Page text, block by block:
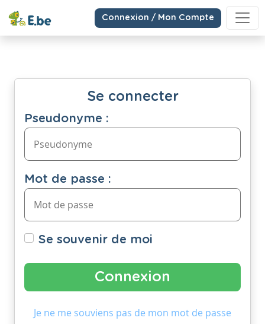
Connexion / Mon Compte
Se connecter
Pseudonyme :
Mot de passe :
Se souvenir de moi
Je ne me souviens pas de mon mot de passe